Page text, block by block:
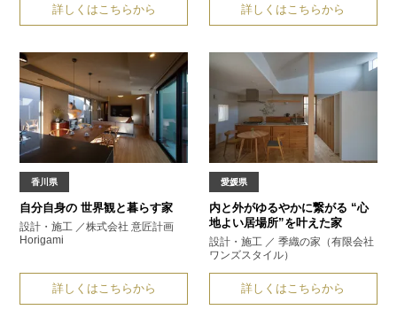
詳しくはこちらから 詳しくはこちらから
香川県
自分自身の世界観と暮らす家
設計・施工 ／株式会社 意匠計画
Horigami
詳しくはこちらから
愛媛県
内と外がゆるやかに繋がる “心
地よい居場所”を叶えた家
設計・施工 ／ 季織の家（有限会社
ワンズスタイル）
詳しくはこちらから